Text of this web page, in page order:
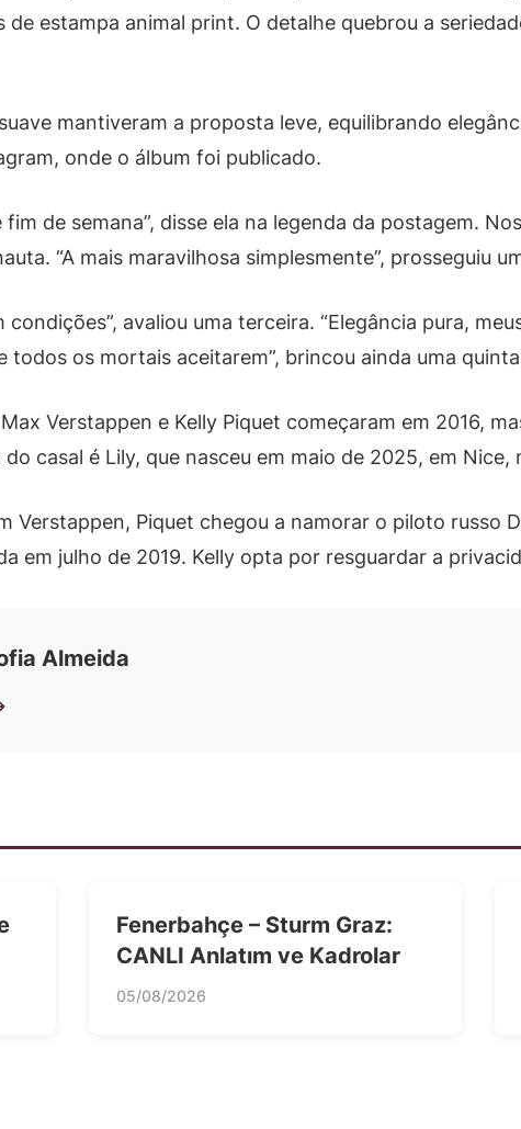
de estampa animal print. O detalhe quebrou a
mantiveram a proposta leve, equilibrando
onde o álbum foi publicado.
de semana”, disse ela na legenda da postagem.
“A mais maravilhosa simplesmente”, prosseguiu
avaliou uma terceira. “Elegância pura,
todos os mortais aceitarem”, brincou ainda uma
Verstappen e Kelly Piquet começaram em 2016,
casal é Lily, que nasceu em maio de 2025, em Nice,
Verstappen, Piquet chegou a namorar o piloto russo
em julho de 2019. Kelly opta por resguardar a
Almeida
Fenerbahçe – Sturm Graz:
CANLI Anlatım ve Kadrolar
05/08/2026